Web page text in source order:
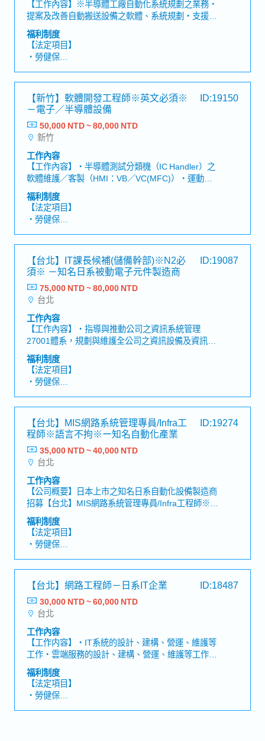
・完整的國內外教育研修: 新人教育訓練、階層別教
育訓練、專門技能教育訓練。
・每年3萬語言學習補助: 英文、日文學習費補助及檢
定獎勵金。
・實支實付的通勤費(僅限大眾交通運輸)
・三節禮金禮品。
・員工國內外旅遊、年度健康檢查。
・員工及眷屬團體保險(含壽險、意外險、醫療險、
癌症險)。
・員工出差平安保險(含意外險及醫療險)。
・優於政府機關行事曆的休假(暑假及黃金周休假)。
【工作內容】※半導體工廠自動化系統規劃之業務・
提案及改善自動搬送設備之軟體、系統規劃・支援客
戶端操作及系統運行(需oncall對應)・調查並協助處
理故障發生之原因・系統環境設定及測試・無塵室內
系統建置作業※需要oncall對應, 常日班※出差(一週
内1～3日)。國內客戶現場(科學園區等) 海外(日本)學
習、研修【魅力】・於商品業界市占率世界第一，可
學習到深厚產業知識及接觸客多間知名企業・公司內
部福利制度完善且職涯規劃明確，可不斷向上成長
福利制度
【法定項目】
・勞健保
・各種休假（特別休假、婚假、喪假、生理假、產檢
假、陪產假、產假、育嬰假）
・退休金
【公司福利】
・年中及年終獎金
・三節禮金/生日禮金/出差津貼
・結婚、生育禮金或各項慰問金
・三天暑假、家庭照顧彈性措施
・完整人事考核與年度調薪制度
・年度健康檢查、每季健康諮詢、定期健康講座
【新竹】軟體開發工程師※英文必須※
－電子／半導體設備
ID:19150
50,000 NTD ~ 80,000 NTD
新竹
工作內容
【工作內容】・半導體測試分類機（IC Handler）之
軟體維護／客製（HMI：VB／VC(MFC)）・運動控
制（EPSON RC+ SPEL）設計／實作／驗證・與FAE
進行需求定義，掌控設計進度與品質；測試／問題切
分與改善・撰寫開發文件／測試項目，運用 C++／
Visual Studio 等工具【魅力】・在設備軟體×運動控
制領域累積專業，提升市場價值【公司簡介】・技術
型公司，於電子／半導體領域提供設備軟體開發與支
援
福利制度
【法定項目】
・勞健保
・各種休假（特別休假、婚假、喪假、生理假、產檢
假、陪產假、產假、育嬰假）
・退休金
【公司福利】
・年二次獎金（具實績）
・年二次獎金（具實績）
・去年獎金實績：約4～5個月
◆ 制度類
・提供赴日本當地研修的機會
・國內展覽會
◆ 保險類
・勞工保險
・健康保險
・員工團體保險
◆ 福利制度／康樂類
・免費咖啡／點心吧
・台元機車停車位
・語言學習補助
・員工健康檢查
◆ 休假制度
・公司特別休假
・特別休假／年假
◆ 其他
・每年健康檢查
・尾牙＆抽獎活動
【台北】IT課長候補(儲備幹部)※N2必
須※ －知名日系被動電子元件製造商
ID:19087
75,000 NTD ~ 80,000 NTD
台北
工作內容
【工作內容】・指導與推動公司之資訊系統管理
27001體系，規劃與維護全公司之資訊設備及資訊安
全系統之建立，以確保發展及滿足各使用單位所需之
資訊。・策劃資訊人員之培育及使用者教育訓練，以
確保配合公司業務發展所需之電腦化作業。・管理4
位成員【公司魅力】・日本東證上市知名電子零件製
造商，規模大且在台歷史悠久。・公司內部福利制度
與人事制度完善、提供教育培訓制度也完善，辦公室
寬敞整潔。【員工人數】約160位
福利制度
【法定項目】
・勞健保
・各種休假（特別休假、婚假、喪假、生理假、產檢
假、陪產假、產假、育嬰假）
・退休金
【公司福利】
・年終獎金：1年發放2次（平均2~3個月, 依照公司
業績以及個人表現）
・每年調薪及升遷制度
・新人任職滿6個月即享有4天特休（優於勞基法）
・生日當月享有生日假一天，並致贈生日電子禮券
・年末、農曆年前一天享有提早下班福利
・重要節日（春節、勞動節、端午節、中秋節）發放
電子禮券，每半年再加發一筆電子禮券
・每年安排團體員工旅遊
・享有各式特約商店折扣，涵蓋餐飲美食、SPA 按摩
等
助金、育兒補助金
・每年提供優於一般企業的健檢套組，並額外給予一
日有薪健檢假
・每年安排員工免費接種流感疫苗（非強制）
・定期舉辦健康衛教講座，與安排臨場護理師一對一
健康訪談
・提供個人進修課程補助（如Office軟體、語言學習
等）
・在職教育訓練、新人完善教育訓練
・不定期舉辦實用性高、涵蓋生活與職場安全的主題
【台北】MIS網路系統管理專員/Infra工
程師※語言不拘※ー知名自動化產業
ID:19274
35,000 NTD ~ 40,000 NTD
台北
工作內容
【公司概要】日本上市之知名日系自動化設備製造商
招募【台北】MIS網路系統管理專員/Infra工程師※語
言不拘※★福利完善！年薪可達800,000元以上！
【工作內容】・維護公司資訊安全、優化網路環境、
確保公司網路穩定運作・公司內部系統維護、設備管
理 (伺服器網站管理維護、作業系統基本操作)・
SERVER (伺服器)的維護建立架設、防火牆的建立修
改調整・網路架構的維護 (辦公室內的網路通訊、各
辦公室的網路連結、與總公司(日本)的網路連結)・資
訊安全性管理 (郵件/手機/電腦/SERVER)・人員設備
問題對應・其他主管交辦事項【OFFICE】台北【魅
力點】 ・全球化視野：加入日本市值前10大企業，
開拓全球化思維！ ・業績獎金制度：內勤人員也有業
績獎金，薪資與公司一同成長！ ・最強支援團隊：分
析營業數據，提升團隊決策品質！・多元技能培養：
從資料分析到系統維護，全面提升IT能力！
福利制度
【法定項目】
・勞健保
・各種休假（特別休假、婚假、喪假、生理假、產檢
假、陪產假、育嬰假）
・退休金
【公司福利】
・三節禮金
・交通津貼
・健康檢查
・調薪福利：一年兩次，根據半年一次的人事評價結
果而定
・季獎金：一年固定四次（3月、6月、9月、12月）
的業績分紅，根據業績發放獎金
・三節獎金
【台北】網路工程師－日系IT企業 ID:18487
30,000 NTD ~ 60,000 NTD
台北
工作內容
【工作内容】・IT系統的設計、建構、營運、維護等
工作・雲端服務的設計、建構、營運、維護等工作・
售前活動 - 視案件需求需拜訪客戶（出差或外
出） - 銷售支援※基本上是8:30-17:30的上班時
間，但有可能因維護等工作有輪班需求。〇商品：日
本企業的軟體/產品〇客戶：70％本土/30％日系（日
本人的對應另由日籍負責人對應）
福利制度
【法定項目】
・勞健保